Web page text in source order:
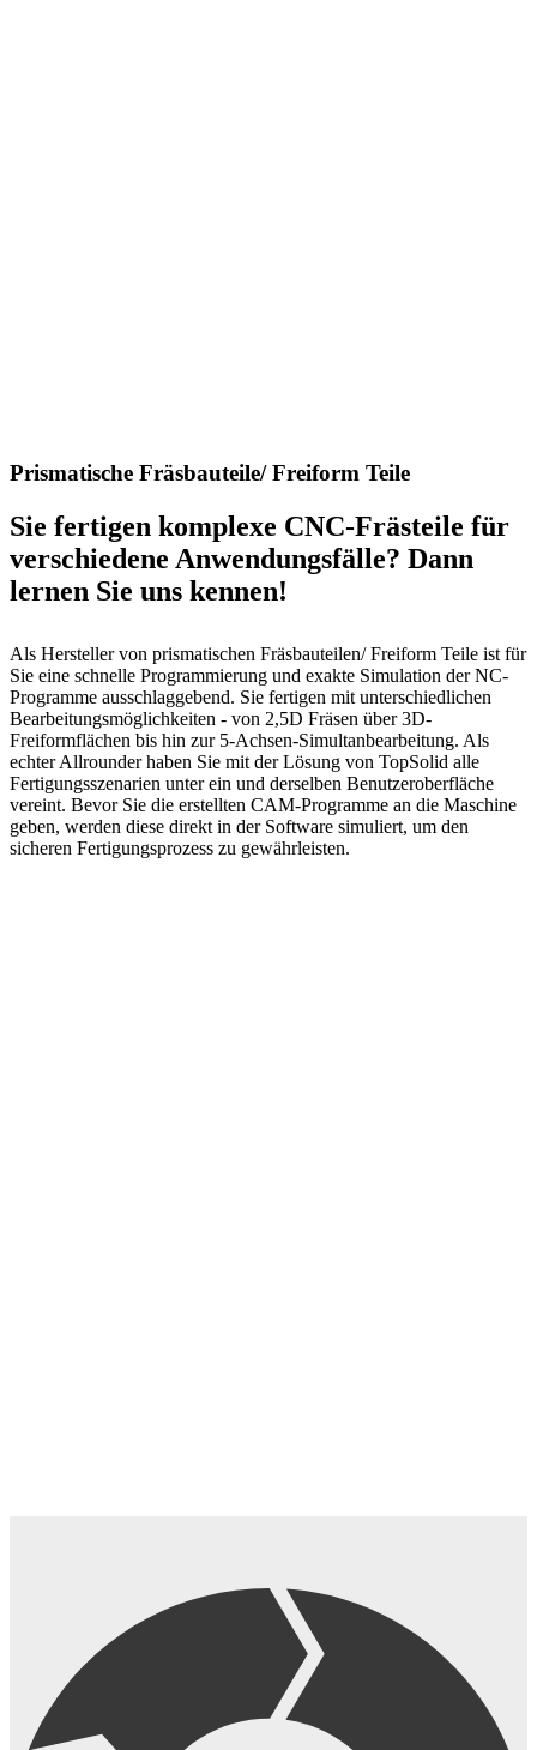
Prismatische Fräsbauteile/ Freiform Teile
Sie fertigen komplexe CNC-Frästeile für
verschiedene Anwendungsfälle? Dann
lernen Sie uns kennen!
Als Hersteller von prismatischen Fräsbauteilen/ Freiform Teile ist für
Sie eine schnelle Programmierung und exakte Simulation der NC-
Programme ausschlaggebend. Sie fertigen mit unterschiedlichen
Bearbeitungsmöglichkeiten - von 2,5D Fräsen über 3D-
Freiformflächen bis hin zur 5-Achsen-Simultanbearbeitung. Als
echter Allrounder haben Sie mit der Lösung von TopSolid alle
Fertigungsszenarien unter ein und derselben Benutzeroberfläche
vereint. Bevor Sie die erstellten CAM-Programme an die Maschine
geben, werden diese direkt in der Software simuliert, um den
sicheren Fertigungsprozess zu gewährleisten.